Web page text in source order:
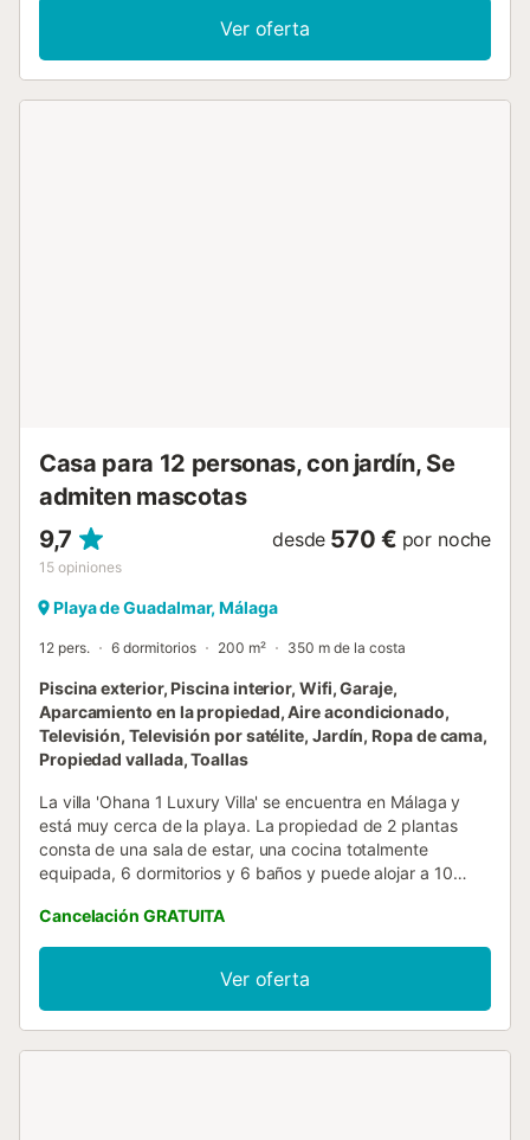
terrazas y pérgolas sombreadas. Hay una barbacoa de
obra y una larga mesa de refectorio, perfecta para comer
al aire libre y una gran piscina (11x8m) y casita de campo
Ver oferta
Casa para 12 personas, con jardín, Se
admiten mascotas
9,7
15 opiniones
desde 570 € por noche
Playa de Guadalmar, Málaga
12 pers. 6 dormitorios 200 m² 350 m de la costa
Piscina exterior, Piscina interior, Wifi, Garaje,
Aparcamiento en la propiedad, Aire acondicionado,
Televisión, Televisión por satélite, Jardín, Ropa de cama,
Propiedad vallada, Toallas
La villa 'Ohana 1 Luxury Villa' se encuentra en Málaga y
está muy cerca de la playa. La propiedad de 2 plantas
consta de una sala de estar, una cocina totalmente
equipada, 6 dormitorios y 6 baños y puede alojar a 10
velocidad, un espacio de trabajo dedicado para el
teletrabajo, aire acondicionado centralizado, una lavadora,
una smart TV con servicios de streaming y una selección
de libros y juguetes para niños. También se proporciona
una cuna y una trona. Lo más destacado de la villa es su
Cancelación GRATUITA
Ver oferta